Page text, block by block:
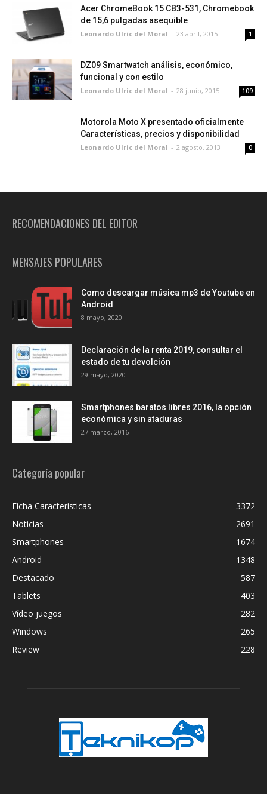
Acer ChromeBook 15 CB3-531, Chromebook
de 15,6 pulgadas asequible
Leonardo Ulric del Moral - 23 abril, 2015 1
DZ09 Smartwatch análisis, económico,
funcional y con estilo
Leonardo Ulric del Moral - 28 junio, 2015 109
Motorola Moto X presentado oficialmente
Características, precios y disponibilidad
Leonardo Ulric del Moral - 2 agosto, 2013 0
RECOMENDACIONES DEL EDITOR
MENSAJES POPULARES
Como descargar música mp3 de Youtube en
Android
8 mayo, 2020
Declaración de la renta 2019, consultar el
estado de tu devolción
29 mayo, 2020
Smartphones baratos libres 2016, la opción
económica y sin ataduras
27 marzo, 2016
Categoría popular
Ficha Características
3372
Noticias
2691
Smartphones
1674
Android
1348
Destacado
587
Tablets
403
Vídeo juegos
282
Windows
265
Review
228